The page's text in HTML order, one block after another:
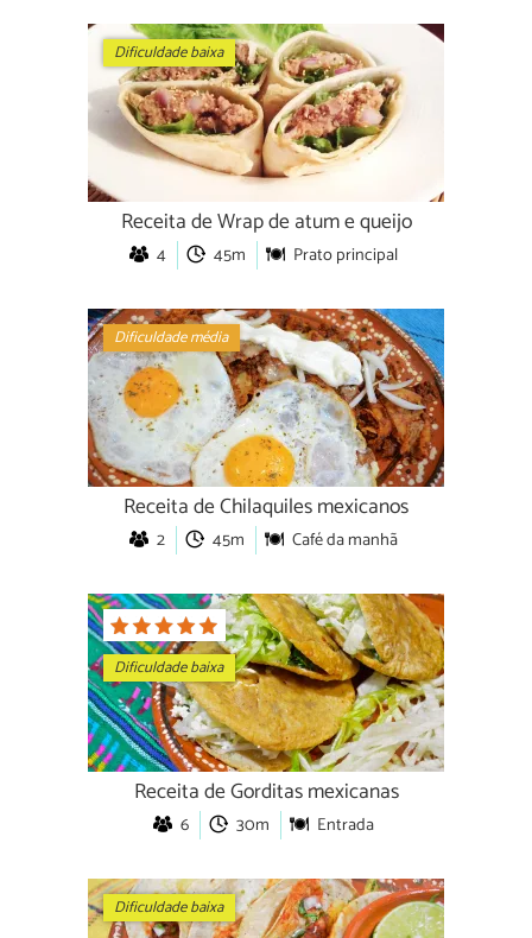
Dificuldade baixa
Receita de Wrap de atum e queijo
4 45m Prato principal
Dificuldade média
Receita de Chilaquiles mexicanos
2 45m Café da manhã
Dificuldade baixa
Receita de Gorditas mexicanas
6 30m Entrada
Dificuldade baixa